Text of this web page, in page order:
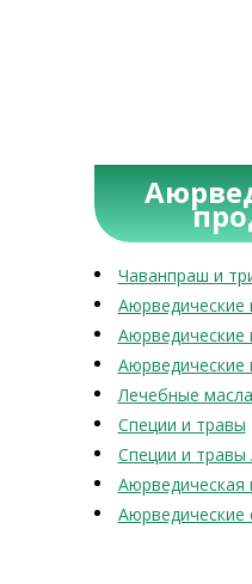
Чаванпраш и
Аюрведические
Аюрведические
Аюрведические
Лечебные масла
Специи и травы
Специи и травы
Аюрведическая
Аюрведические